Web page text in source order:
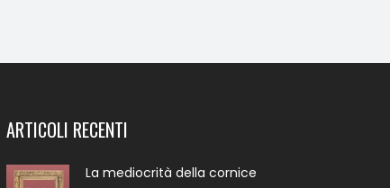
ARTICOLI RECENTI
La mediocrità della cornice